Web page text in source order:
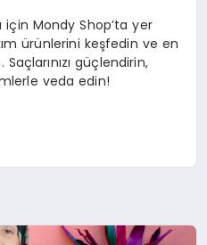
için Mondy Shop’ta yer
ürünlerini keşfedin ve en
güçlendirin,
veda edin!